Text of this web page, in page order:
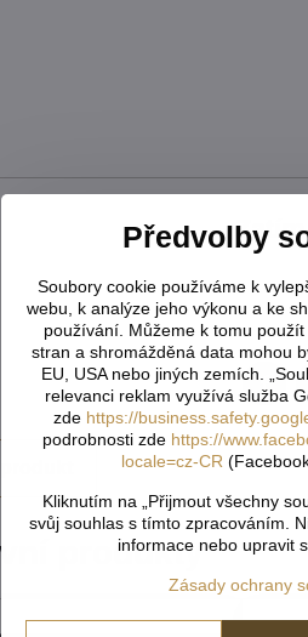
produkty
Předvolby
Soubory cookie používáme k
webu, k analýze jeho výkonu a ke
používání. Můžeme k tomu
stran a shromážděná data mohou
EU, USA nebo jiných zemích.
relevanci reklam využívá služba
zde https://
podrobnosti zde https://
locale=cz-CR
Kliknutím na „Přijmout všechny
svůj souhlas s tímto zpracováním.
informace nebo upravit
Zásady ochrany